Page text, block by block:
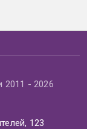
2011 - 2026
123